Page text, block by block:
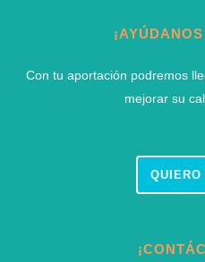
Con tu aportación podremos
mejorar su
QUIERO